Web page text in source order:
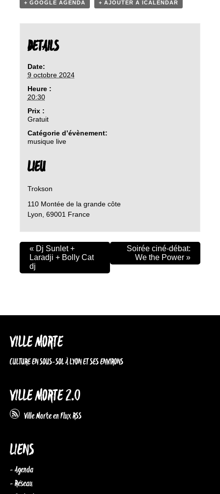
+ GOOGLE AGENDA + AJOUTER À ICALENDAR
DETAILS
Date:
9 octobre 2024
Heure :
20:30
Prix :
Gratuit
Catégorie d’évènement:
musique live
LIEU
Trokson
110 Montée de la grande côte
Lyon 69001 France
« Dj Sunlet +
Laradji + Bolly Cat
dj
Soirée ciné-débat:
We the Power »
VILLE MORTE
CULTURE EN SOUS-SOL À LYON ET SES ENVIRONS
VILLE MORTE 2.0
Ville Morte en Flux RSS
LIENS
- Agenda
- Réseau